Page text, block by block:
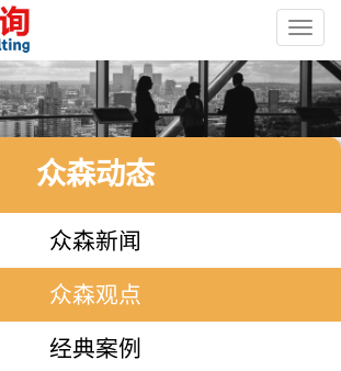
众森动态
众森新闻
众森观点
经典案例